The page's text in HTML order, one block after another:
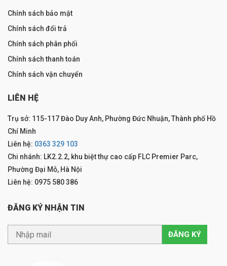
Chính sách bảo mật
Chính sách đổi trả
Chính sách phân phối
Chính sách thanh toán
Chính sách vận chuyển
LIÊN HỆ
Trụ sở: 115-117 Đào Duy Anh, Phường Đức Nhuận, Thành phố Hồ
Chí Minh
Liên hệ: 0363 329 103
Chi nhánh: LK2.2.2, khu biệt thự cao cấp FLC Premier Parc,
Phường Đại Mỗ, Hà Nội
Liên hệ: 0975 580 386
ĐĂNG KÝ NHẬN TIN